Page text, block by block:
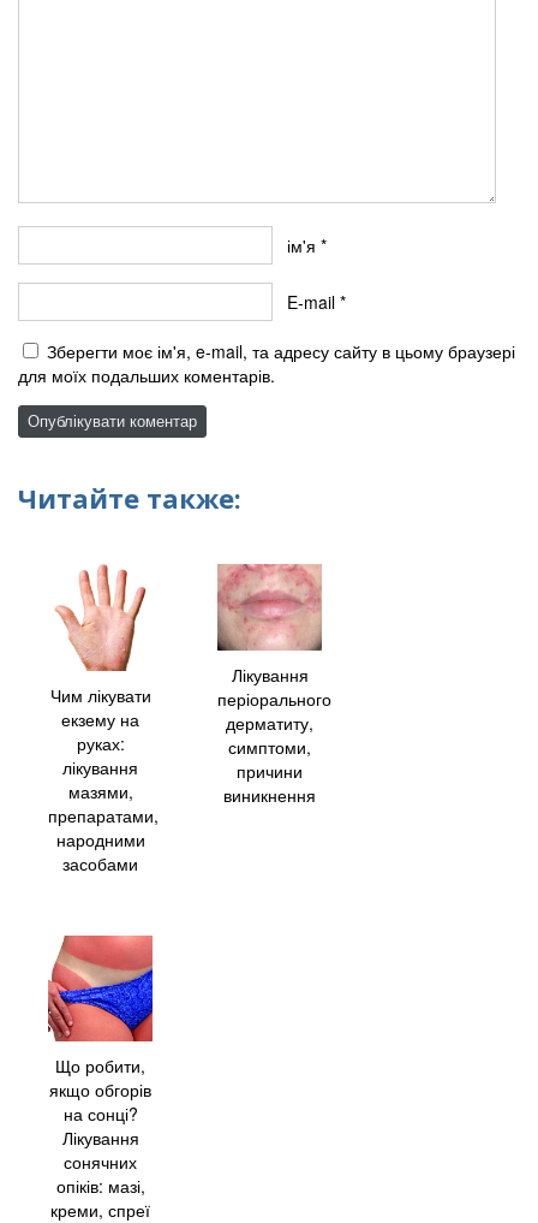
ім'я *
E-mail *
Зберегти моє ім'я, e-mail, та адресу сайту в цьому браузері
для моїх подальших коментарів.
Читайте также:
Чим лікувати
екзему на
руках:
лікування
мазями,
препаратами,
народними
засобами
Лікування
періорального
дерматиту,
симптоми,
причини
виникнення
Що робити,
якщо обгорів
на сонці?
Лікування
сонячних
опіків: мазі,
креми, спреї